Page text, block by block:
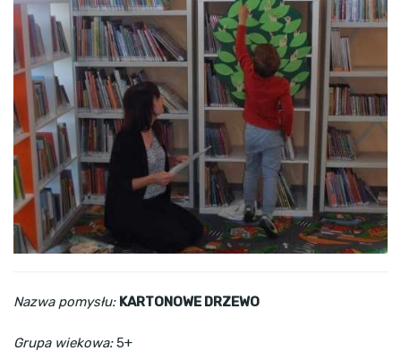
Nazwa pomysłu: KARTONOWE DRZEWO
Grupa wiekowa:5+